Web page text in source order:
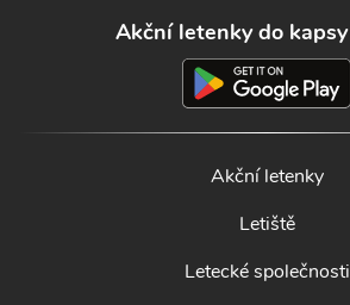
Akční letenky do kapsy
Akční letenky
Letiště
Letecké společnosti